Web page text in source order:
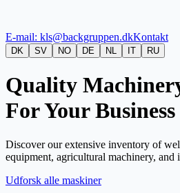
E-mail: kls@backgruppen.dkKontakt
DK SV NO DE NL IT RU
Quality
For Your Business
Discover our extensive inventory of
equipment, agricultural machinery, and
Udforsk alle maskiner